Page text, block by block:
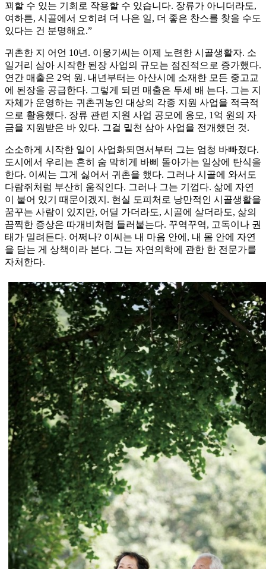
꾀할 수 있는 기회로 작용할 수 있습니다. 장류가 아니더라도,
여하튼, 시골에서 오히려 더 나은 일, 더 좋은 찬스를 찾을 수도
있다는 건 분명해요.”
귀촌한 지 어언 10년. 이웅기씨는 이제 노련한 시골생활자. 소
일거리 삼아 시작한 된장 사업의 규모는 점진적으로 증가했다.
연간 매출은 2억 원. 내년부터는 아산시에 소재한 모든 중고교
에 된장을 공급한다. 그렇게 되면 매출은 두세 배 는다. 그는 지
자체가 운영하는 귀촌귀농인 대상의 각종 지원 사업을 적극적
으로 활용했다. 장류 관련 지원 사업 공모에 응모, 1억 원의 자
금을 지원받은 바 있다. 그걸 밑천 삼아 사업을 전개했던 것.
소소하게 시작한 일이 사업화되면서부터 그는 엄청 바빠졌다.
도시에서 우리는 흔히 숨 막히게 바삐 돌아가는 일상에 탄식을
한다. 이씨는 그게 싫어서 귀촌을 했다. 그러나 시골에 와서도
다람쥐처럼 부산히 움직인다. 그러나 그는 기껍다. 삶에 자연
이 붙어 있기 때문이겠지. 현실 도피처로 낭만적인 시골생활을
꿈꾸는 사람이 있지만, 어딜 가더라도, 시골에 살더라도, 삶의
끔찍한 증상은 따개비처럼 들러붙는다. 꾸역꾸역, 고독이나 권
태가 밀려든다. 어쩌나? 이씨는 내 마음 안에, 내 몸 안에 자연
을 담는 게 상책이라 본다. 그는 자연의학에 관한 한 전문가를
자처한다.